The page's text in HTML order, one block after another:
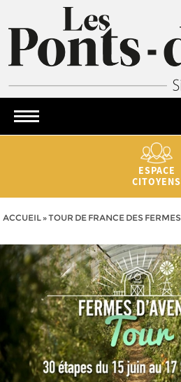
ESPACE
CITOYENS
ACCUEIL»TOUR DE FRANCE DES